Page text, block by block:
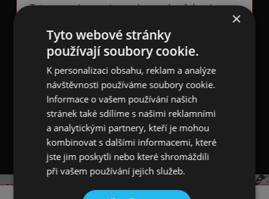
Tato mazací guma je vyrobena z kaučukové gumy
v přírodní bílé barvě s černým potiskem
houslovým klíčem. Je vyrobená na přírodní bázi
bez přídavků plastů a ftalátů. Je vhodná pro stírání
grafitových čar v rozmezí tvrdostí 3B-3H.
gumou s houslovým klíčembudou tvořit
dokonalé "vymazané" duo :-). Buďte detailisté a
mějte po ruce tyto stylové kancelářské potřeby,
třeba když právěskládáte hudbu.
×
Tyto webové stránky
používají soubory cookie.
K personalizaci obsahu, reklam a analýze
návštěvnosti používáme soubory cookie.
Informace o vašem používání našich
stránek také sdílíme s našimi reklamními
a analytickými partnery, kteří je mohou
kombinovat s dalšími informacemi, které
jste jim poskytli nebo které shromáždili
při vašem používání jejich služeb.